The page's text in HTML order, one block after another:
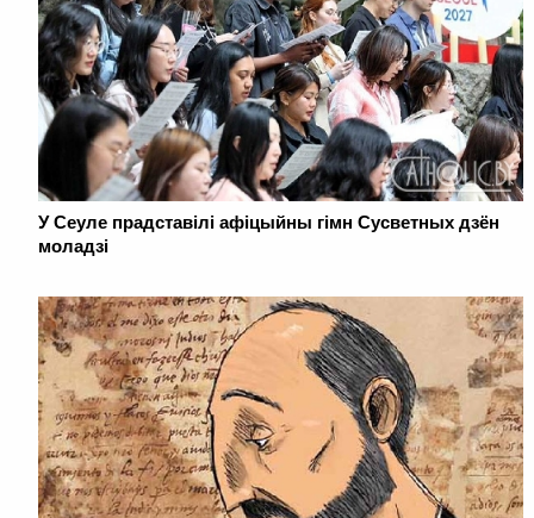
У Сеуле прадставілі афіцыйны гімн Сусветных дзён
моладзі